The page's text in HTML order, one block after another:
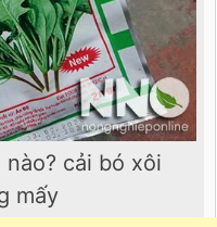
cải bó xôi
mấy